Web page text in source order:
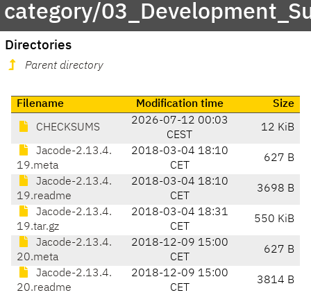
category/
Directories
Parent directory
Filename Modification time Size
CHECKSUMS
2026-07-12 00:03
CEST
12 KiB
Jacode-2.13.4.
19.meta
2018-03-04 18:10
CET
627 B
Jacode-2.13.4.
19.readme
2018-03-04 18:10
CET
3698 B
Jacode-2.13.4.
19.tar.gz
2018-03-04 18:31
CET
550 KiB
Jacode-2.13.4.
20.meta
2018-12-09 15:00
CET
627 B
Jacode-2.13.4.
20.readme
2018-12-09 15:00
CET
3814 B